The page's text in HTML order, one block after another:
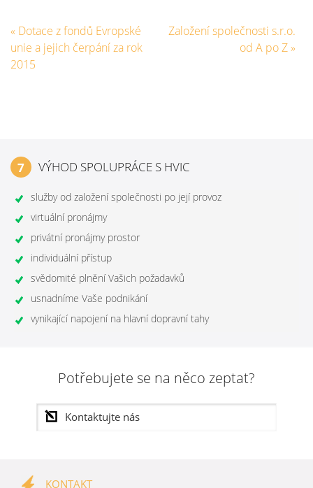
« Dotace z fondů Evropské
unie a jejich čerpání za rok
2015
Založení společnosti s.r.o.
od A po Z»
7 VÝHOD SPOLUPRÁCE S HVIC
služby od založení společnosti po její provoz
virtuální pronájmy
privátní pronájmy prostor
individuální přístup
svědomité plnění Vašich požadavků
usnadníme Vaše podnikání
vynikající napojení na hlavní dopravní tahy
Potřebujete se na něco zeptat?
KONTAKT